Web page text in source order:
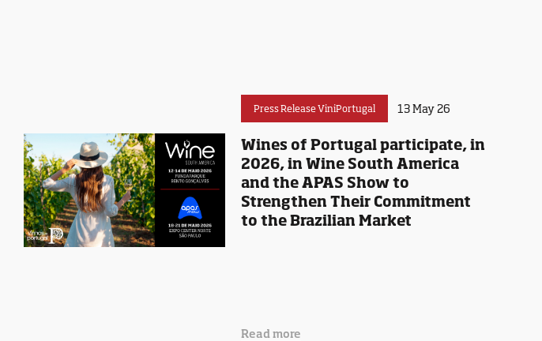
Press Release ViniPortugal 13 May 26
Wines of Portugal participate, in
2026, in Wine South America
and the APAS Show to
Strengthen Their Commitment
to the Brazilian Market
Read more